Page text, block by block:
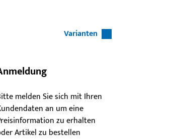
Varianten
melden Sie sich mit Ihren
an um eine
zu erhalten
Artikel zu bestellen